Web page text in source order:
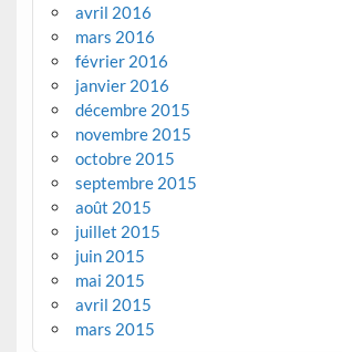
avril 2016
mars 2016
février 2016
janvier 2016
décembre 2015
novembre 2015
octobre 2015
septembre 2015
août 2015
juillet 2015
juin 2015
mai 2015
avril 2015
mars 2015